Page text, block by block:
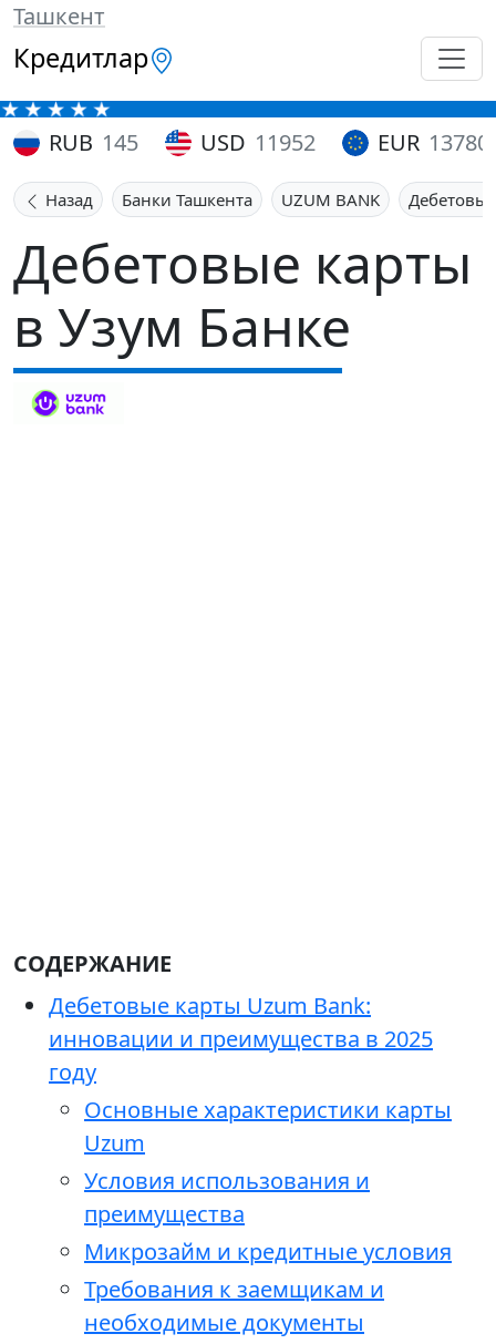
Ташкент
Кредитлар
RUB 145 USD 11952 EUR 13780
Назад Банки Ташкента UZUM BANK
Дебетовые карты
в Узум Банке
СОДЕРЖАНИЕ
Дебетовые карты Uzum Bank:
инновации и преимущества в 2025
году
Основные характеристики карты
Uzum
Условия использования и
преимущества
Микрозайм и кредитные условия
Требования к заемщикам и
необходимые документы